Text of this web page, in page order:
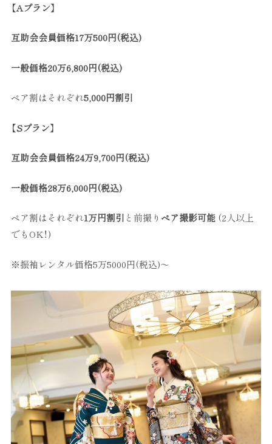
【Aプラン】
互助会会員価格17万500円(税込)
一般価格20万6,800円(税込)
ペア割はそれぞれ5,000円割引
【Sプラン】
互助会会員価格24万9,700円(税込)
一般価格28万6,000円(税込)
ペア割はそれぞれ1万円割引 と前撮り ペア撮影可能(2人以上
でもOK！)
※振袖レンタル価格5万5000円(税込)～